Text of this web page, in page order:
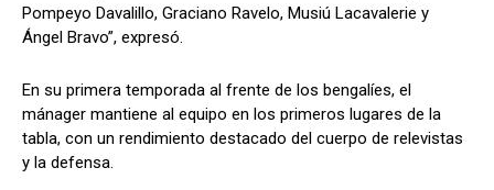
Pompeyo Davalillo, Graciano Ravelo, Musiú Lacavalerie y
Ángel Bravo”, expresó.
En su primera temporada al frente de los bengalíes, el
mánager mantiene al equipo en los primeros lugares de la
tabla, con un rendimiento destacado del cuerpo de relevistas
y la defensa.